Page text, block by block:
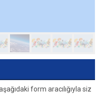
form aracılığıyla siz